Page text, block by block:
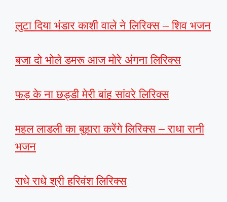
लुटा दिया भंडार काशी वाले ने लिरिक्स – शिव भजन
बजा दो भोले डमरू आज मोरे अंगना लिरिक्स
फड़ के ना छड्डी मेरी बांह सांवरे लिरिक्स
महल लाडली का बुहारा करेंगे लिरिक्स – राधा रानी
भजन
राधे राधे श्री हरिवंश लिरिक्स